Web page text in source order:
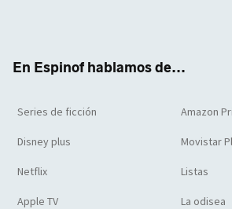
En Espinof hablamos de...
Series de ficción Amazon
Disney plus Movistar
Netflix Listas
Apple TV La odisea